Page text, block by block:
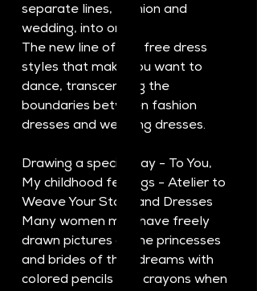
separate lines, fashion and
wedding, into one.
The new line offers free dress
styles that make you want to
dance, transcending the
boundaries between fashion
dresses and wedding dresses.
Drawing a special day - To You,
My childhood feelings - Atelier to
Weave Your Story and Dresses
Many women may have freely
drawn pictures of the princesses
and brides of their dreams with
colored pencils and crayons when